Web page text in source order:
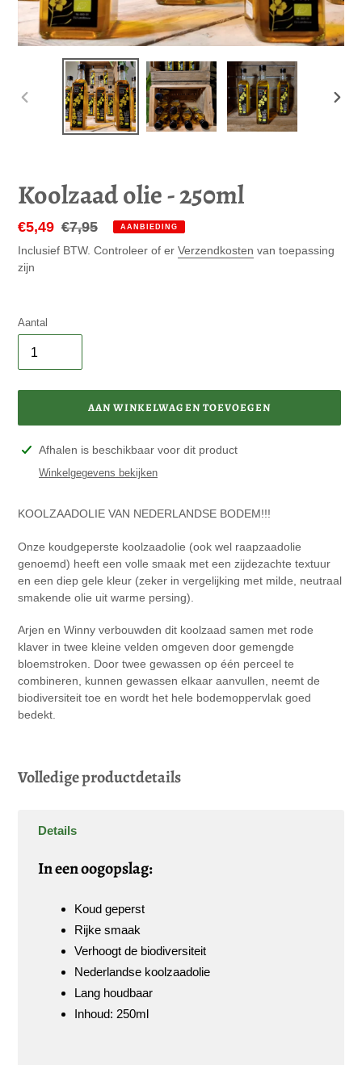
Koolzaad olie - 250ml
Aanbiedingsprijs
€5,49 Normale
prijs
€7,95 AANBIEDING
Inclusief BTW. Controleer of er Verzendkosten van toepassing
zijn
Aantal
AAN WINKELWAGEN TOEVOEGEN
Product
toegevoegen
winkelwagen
Afhalen is beschikbaar voor dit product
Winkelgegevens bekijken
KOOLZAADOLIE VAN NEDERLANDSE BODEM!!!
Onze koudgeperste koolzaadolie (ook wel raapzaadolie
genoemd) heeft een volle smaak met een zijdezachte textuur
en een diep gele kleur (zeker in vergelijking met milde, neutraal
smakende olie uit warme persing).
Arjen en Winny verbouwden dit koolzaad samen met rode
klaver in twee kleine velden omgeven door gemengde
bloemstroken. Door twee gewassen op één perceel te
combineren, kunnen gewassen elkaar aanvullen, neemt de
biodiversiteit toe en wordt het hele bodemoppervlak goed
bedekt.
Volledige productdetails
Details
In een oogopslag:
Koud geperst
Rijke smaak
Verhoogt de biodiversiteit
Nederlandse koolzaadolie
Lang houdbaar
Inhoud: 250ml